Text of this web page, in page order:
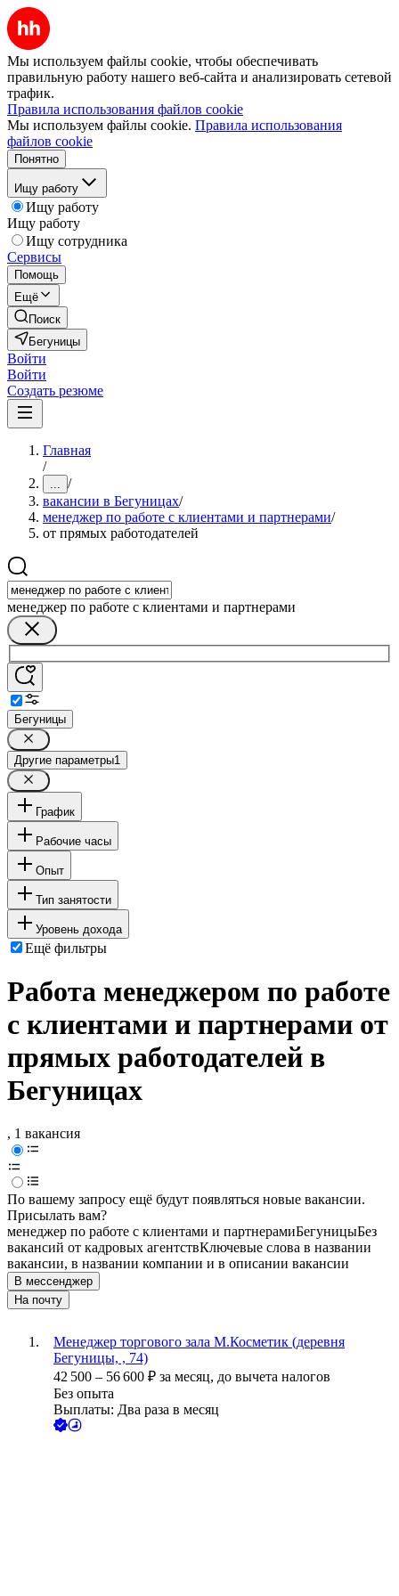
Мы используем файлы cookie, чтобы обеспечивать
правильную работу нашего веб-сайта и анализировать сетевой
трафик.
Правила использования файлов cookie
Мы используем файлы cookie. Правила использования
файлов cookie
Понятно
Ищу работу
Ищу работу
Ищу работу
Ищу сотрудника
Сервисы
Помощь
Ещё
Поиск
Бегуницы
Войти
Войти
Создать резюме
Главная
/
... /
вакансии в Бегуницах/
менеджер по работе с клиентами и партнерами/
от прямых работодателей
менеджер по работе с клиентами и партнерами
Бегуницы
Другие параметры1
График
Рабочие часы
Опыт
Тип занятости
Уровень дохода
Ещё фильтры
Работа менеджером по работе
с клиентами и партнерами от
прямых работодателей в
Бегуницах
, 1 вакансия
По вашему запросу ещё будут появляться новые вакансии.
Присылать вам?
менеджер по работе с клиентами и партнерамиБегуницыБез
вакансий от кадровых агентствКлючевые слова в названии
вакансии, в названии компании и в описании вакансии
В мессенджер
На почту
Менеджер торгового зала М.Косметик (деревня
Бегуницы, , 74)
42 500 – 56 600 ₽ за месяц, до вычета налогов
Без опыта
Выплаты: Два раза в месяц